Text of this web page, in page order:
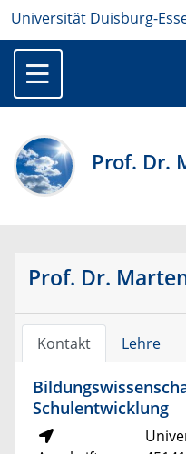
Universität Duisburg-
Prof. Dr.
Prof. Dr.
Kontakt Lehre
Schulentwicklung